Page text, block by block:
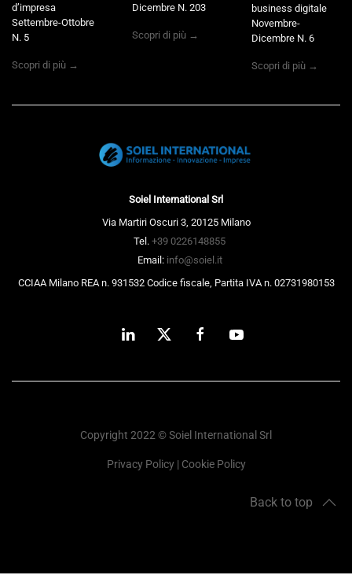
d’impresa
Settembre-Ottobre
N. 5
Scopri di più →
Dicembre N. 203
Scopri di più →
business digitale
Novembre-
Dicembre N. 6
Scopri di più →
Soiel International Srl
Via Martiri Oscuri 3, 20125 Milano
Tel. +39 0226148855
Email: info@soiel.it
CCIAA Milano REA n. 931532 Codice fiscale, Partita IVA n. 02731980153
Copyright 2022 © Soiel International Srl
Privacy Policy| Cookie Policy
Back to top